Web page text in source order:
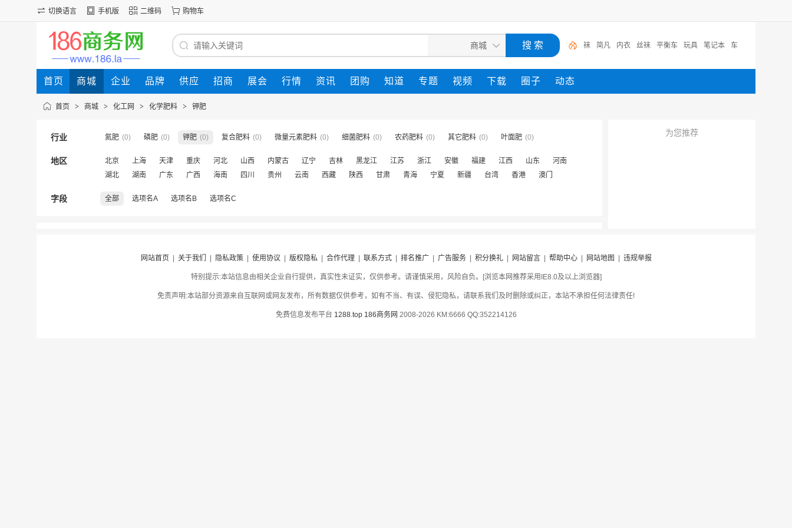
切换语言 手机版 二维码 购物车
袜 简凡 内衣 丝袜 平衡车 玩具 笔记本 车
首页 商城 企业 品牌 供应 招商 展会 行情 资讯 团购 知道 专题 视频 下载 圈子 动态
首页 > 商城 > 化工网 > 化学肥料 > 钾肥
行业 氮肥 (0) 磷肥 (0) 钾肥 (0) 复合肥料 (0) 微量元素肥料 (0) 细菌肥料 (0) 农药肥料 (0) 其它肥料 (0) 叶面肥 (0)
地区 北京 上海 天津 重庆 河北 山西 内蒙古 辽宁 吉林 黑龙江 江苏 浙江 安徽 福建 江西 山东
河南
湖北
湖南 广东 广西 海南 四川 贵州 云南 西藏 陕西 甘肃 青海 宁夏 新疆 台湾 香港 澳门
字段 全部 选项名A 选项名B 选项名C
为您推荐
网站首页 关于我们 隐私政策| 使用协议 版权隐私| 合作代理| 联系方式| 排名推广| 广告服务| 积分换礼| 网站留言| 帮助中心| 网站地图 违规举报
特别提示:本站信息由相关企业自行提供，真实性未证实，仅供参考。请谨慎采用，风险自负。[浏览本网推荐采用IE8.0及以上浏览器]
免责声明:本站部分资源来自互联网或网友发布，所有数据仅供参考，如有不当、有误、侵犯隐私，请联系我们及时删除或纠正，本站不承担任何法律责任!
免费信息发布平台 1288.top 186商务网 2008-2026 KM:6666 QQ:352214126